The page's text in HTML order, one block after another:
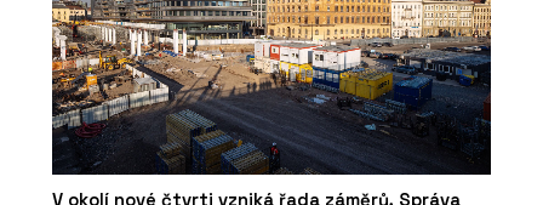
V okolí nové čtvrti vzniká řada záměrů, Správa